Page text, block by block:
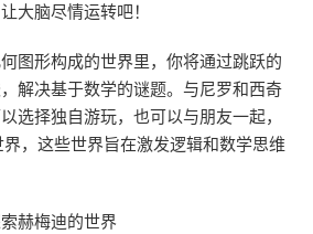
大脑尽情运转吧！
图形构成的世界里，你将通过跳跃的
解决基于数学的谜题。与尼罗和西奇
选择独自游玩，也可以与朋友一起，
，这些世界旨在激发逻辑和数学思维
赫梅迪的世界